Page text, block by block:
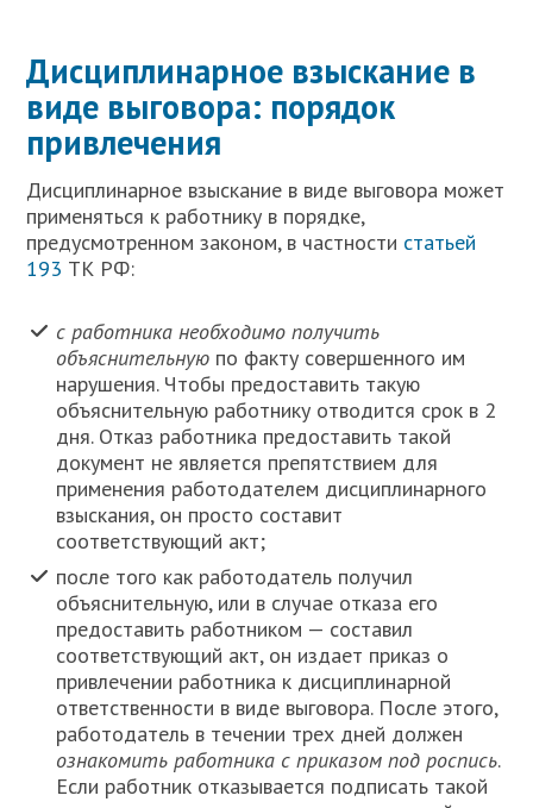
Дисциплинарное взыскание в
виде выговора: порядок
привлечения
Дисциплинарное взыскание в виде выговора может
применяться к работнику в порядке,
предусмотренном законом, в частности статьей
193 ТК РФ:
с работника необходимо получить
объяснительную по факту совершенного им
нарушения. Чтобы предоставить такую
объяснительную работнику отводится срок в 2
дня. Отказ работника предоставить такой
документ не является препятствием для
применения работодателем дисциплинарного
взыскания, он просто составит
соответствующий акт;
после того как работодатель получил
объяснительную, или в случае отказа его
предоставить работником — составил
соответствующий акт, он издает приказ о
привлечении работника к дисциплинарной
ответственности в виде выговора. После этого,
работодатель в течении трех дней должен
ознакомить работника с приказом под роспись.
Если работник отказывается подписать такой